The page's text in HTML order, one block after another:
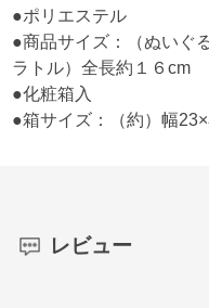
●ポリエステル
●商品サイズ：（ぬいぐ
ラトル）全長約１６cm
●化粧箱入
●箱サイズ：（約）幅
レビュー